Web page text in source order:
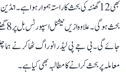
جائے گی۔ بی جے پی لیڈر انوراگ ٹھاکر نے
معاملہ پر بحث کرانے کا مطالبہ بھی کیا ہے۔